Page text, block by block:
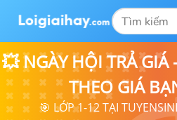
💥 NGÀY HỘI TRẢ
THEO GIÁ
🎯 LỚP 1-12 TẠI